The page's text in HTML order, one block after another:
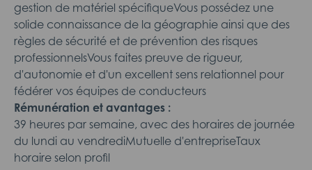
gestion de matériel spécifiqueVous possédez une
solide connaissance de la géographie ainsi que des
règles de sécurité et de prévention des risques
professionnelsVous faites preuve de rigueur,
d'autonomie et d'un excellent sens relationnel pour
fédérer vos équipes de conducteurs
Rémunération et avantages :
39 heures par semaine, avec des horaires de journée
du lundi au vendrediMutuelle d'entrepriseTaux
horaire selon profil